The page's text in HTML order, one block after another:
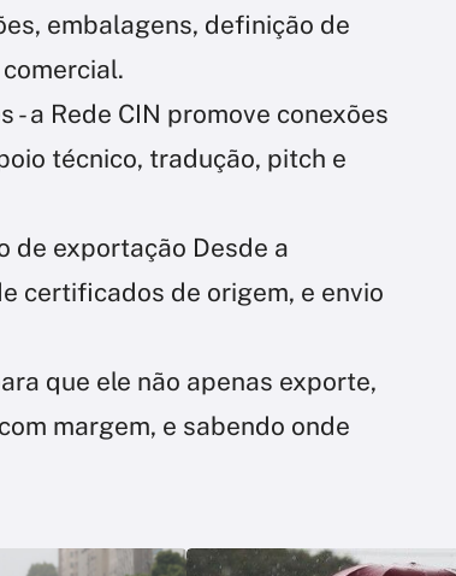
embalagens, definição de
a Rede CIN promove conexões
técnico, tradução, pitch e
de exportação Desde a
certificados de origem, e envio
que ele não apenas exporte,
margem, e sabendo onde